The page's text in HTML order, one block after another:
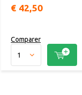
€ 42,50
Comparer